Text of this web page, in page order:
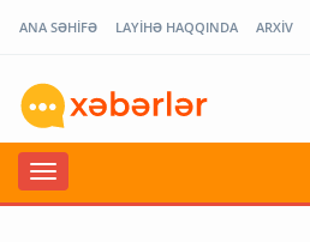
ANA SƏHİFƏ LAYİHƏ HAQQINDA ARXİV